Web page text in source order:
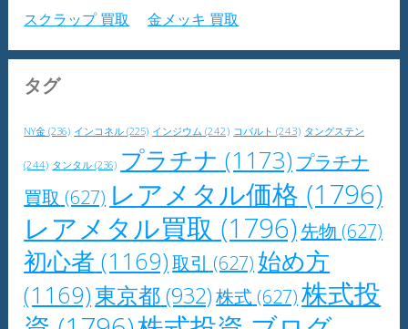
スクラップ 買取
金メッキ 買取
タグ
NY金 (236) インコネル (225) インジウム (242) コバルト (243) タングステン
(244) タンタル (236) プラチナ (1173) プラチナ
買取 (627) レアメタル価格 (1796)
レアメタル買取 (1796)先物 (627)
初心者 (1169)取引 (627) 始め方
(1169)東京都(932)株式 (627)株式投